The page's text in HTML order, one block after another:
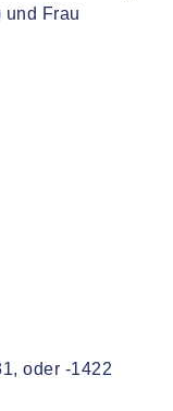
und Frau
oder -1422